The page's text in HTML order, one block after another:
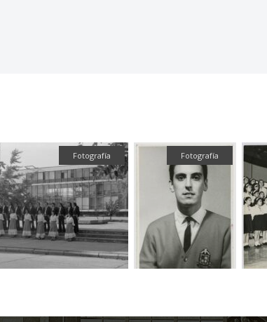
Fotografía Fotografía